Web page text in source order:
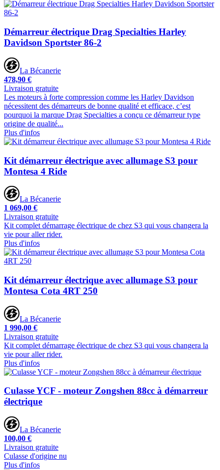
Démarreur électrique Drag Specialties Harley
Davidson Sportster 86-2
La Bécanerie
478,90 €
Livraison gratuite
Les moteurs à forte compression comme les Harley Davidson
nécessitent des démarreurs de bonne qualité et efficace, c’est
pourquoi la marque Drag Specialties a conçu ce démarreur type
origine de qualité...
Plus d'infos
Kit démarreur électrique avec allumage S3 pour
Montesa 4 Ride
La Bécanerie
1 069,00 €
Livraison gratuite
Kit complet démarrage électrique de chez S3 qui vous changera la
vie pour aller rider.
Plus d'infos
Kit démarreur électrique avec allumage S3 pour
Montesa Cota 4RT 250
La Bécanerie
1 990,00 €
Livraison gratuite
Kit complet démarrage électrique de chez S3 qui vous changera la
vie pour aller rider.
Plus d'infos
Culasse YCF - moteur Zongshen 88cc à démarreur
électrique
La Bécanerie
100,00 €
Livraison gratuite
Culasse d'origine nu
Plus d'infos